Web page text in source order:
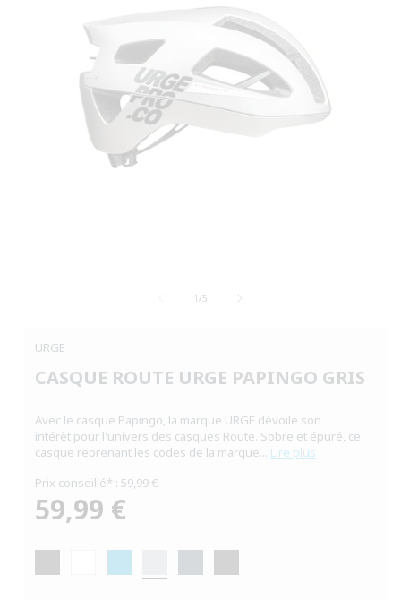
fenêtre
1/de5
URGE
CASQUE ROUTE URGE PAPINGO GRIS
Avec le casque Papingo, la marque URGE dévoile son
intérêt pour l'univers des casques Route. Sobre et épuré, ce
casque reprenant les codes de la marque... Lire plus
Prix conseillé* : 59,99 €
Prix
habituel
59,99 €